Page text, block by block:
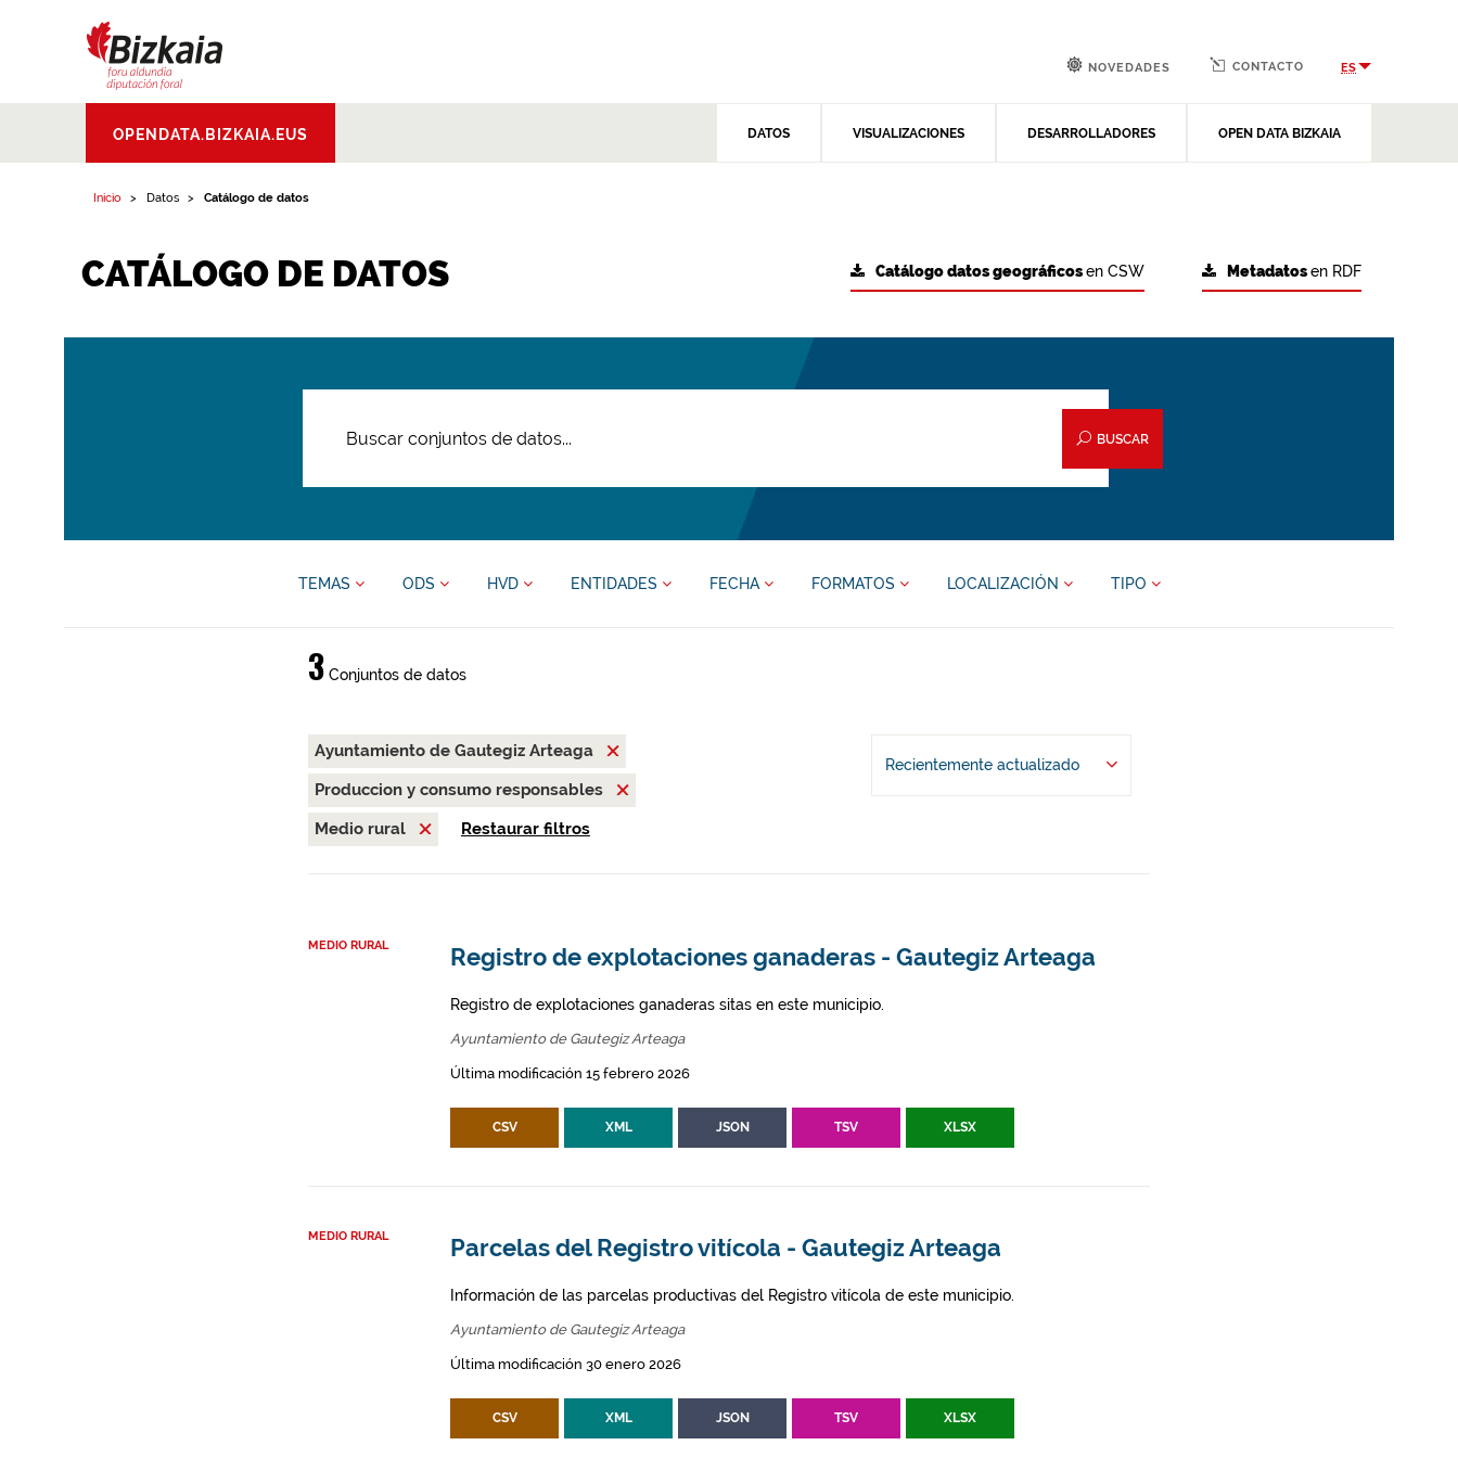
Aldundia.Diputacion
Foral de Bizkaia
OPENDATA.BIZKAIA.EUS DATOS VISUALIZACIONES DESARROLLADORES OPEN DATA BIZKAIA
NOVEDADES CONTACTO ES
Inicio Datos Catálogo de datos
CATÁLOGO DE DATOS Metadatosen RDF
Catálogo datos geográficosen CSW
BUSCAR
TEMAS ODS HVD ENTIDADES FECHA FORMATOS LOCALIZACIÓN TIPO
3Conjuntos de datos
Ayuntamiento de Gautegiz Arteaga
Produccion y consumo responsables
Medio rural
Restaurar filtros
Recientemente actualizado
MEDIO RURAL Registro de explotaciones ganaderas - Gautegiz Arteaga
Registro de explotaciones ganaderas sitas en este municipio.
Ayuntamiento de Gautegiz Arteaga
Última modificación 15 febrero 2026
CSV XML JSON TSV XLSX
MEDIO RURAL Parcelas del Registro vitícola - Gautegiz Arteaga
Información de las parcelas productivas del Registro vitícola de este municipio.
Ayuntamiento de Gautegiz Arteaga
Última modificación 30 enero 2026
CSV XML JSON TSV XLSX